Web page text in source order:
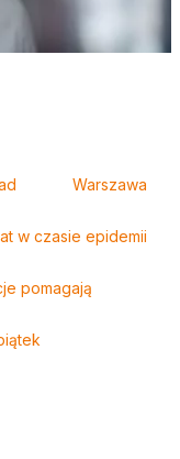
Warszawa
w czasie epidemii
pomagają